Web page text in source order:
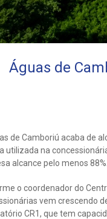
Águas de
de Camboriú acaba de
utilizada na
alcance pelo menos 88%.
o coordenador do
vem crescendo
CR1, que tem